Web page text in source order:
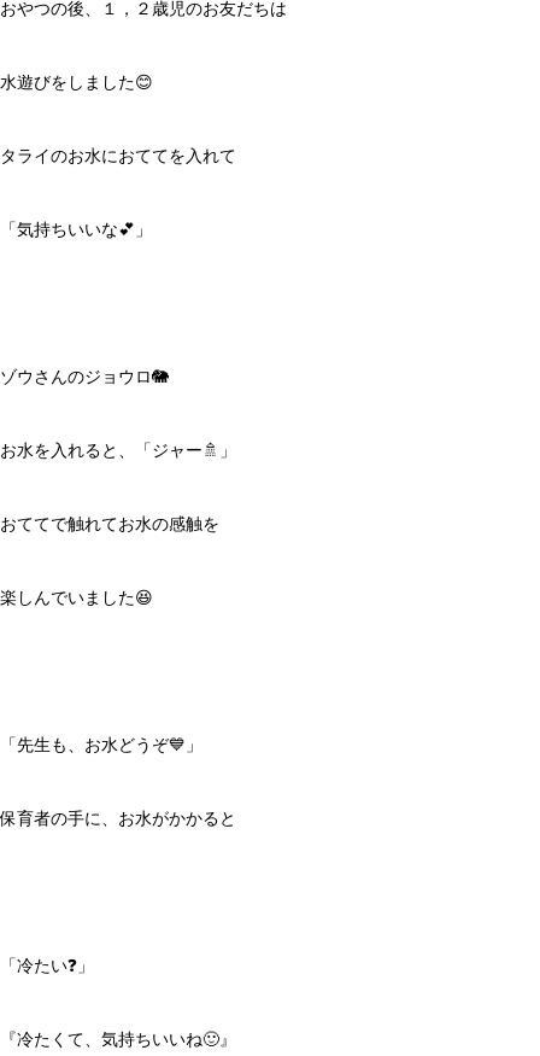
おやつの後、１，２歳児のお友だちは
水遊びをしました😊
タライのお水におててを入れて
「気持ちいいな💕」
ゾウさんのジョウロ🐘
お水を入れると、「ジャー🚿」
おててで触れてお水の感触を
楽しんでいました😆
「先生も、お水どうぞ💙」
保育者の手に、お水がかかると
「冷たい❓」
『冷たくて、気持ちいいね🙂』